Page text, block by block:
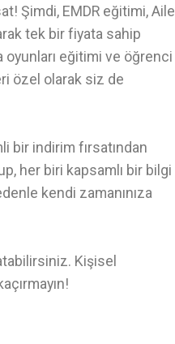
Şimdi, EMDR eğitimi, Aile
tek bir fiyata sahip
oyunları eğitimi ve öğrenci
özel olarak siz de
bir indirim fırsatından
her biri kapsamlı bir bilgi
kendi zamanınıza
Kişisel